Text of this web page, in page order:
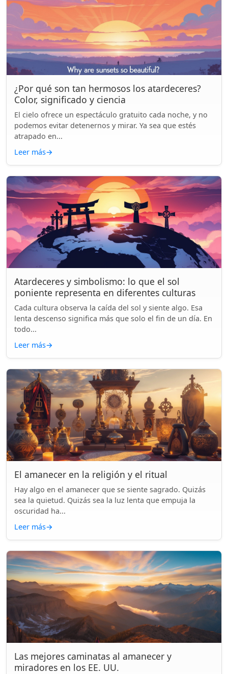
¿Por qué son tan hermosos los atardeceres?
Color, significado y ciencia
El cielo ofrece un espectáculo gratuito cada noche, y no
podemos evitar detenernos y mirar. Ya sea que estés
atrapado en...
Leer más→
Atardeceres y simbolismo: lo que el sol
poniente representa en diferentes culturas
Cada cultura observa la caída del sol y siente algo. Esa
lenta descenso significa más que solo el fin de un día. En
todo...
Leer más→
El amanecer en la religión y el ritual
Hay algo en el amanecer que se siente sagrado. Quizás
sea la quietud. Quizás sea la luz lenta que empuja la
oscuridad ha...
Leer más→
Las mejores caminatas al amanecer y
miradores en los EE. UU.